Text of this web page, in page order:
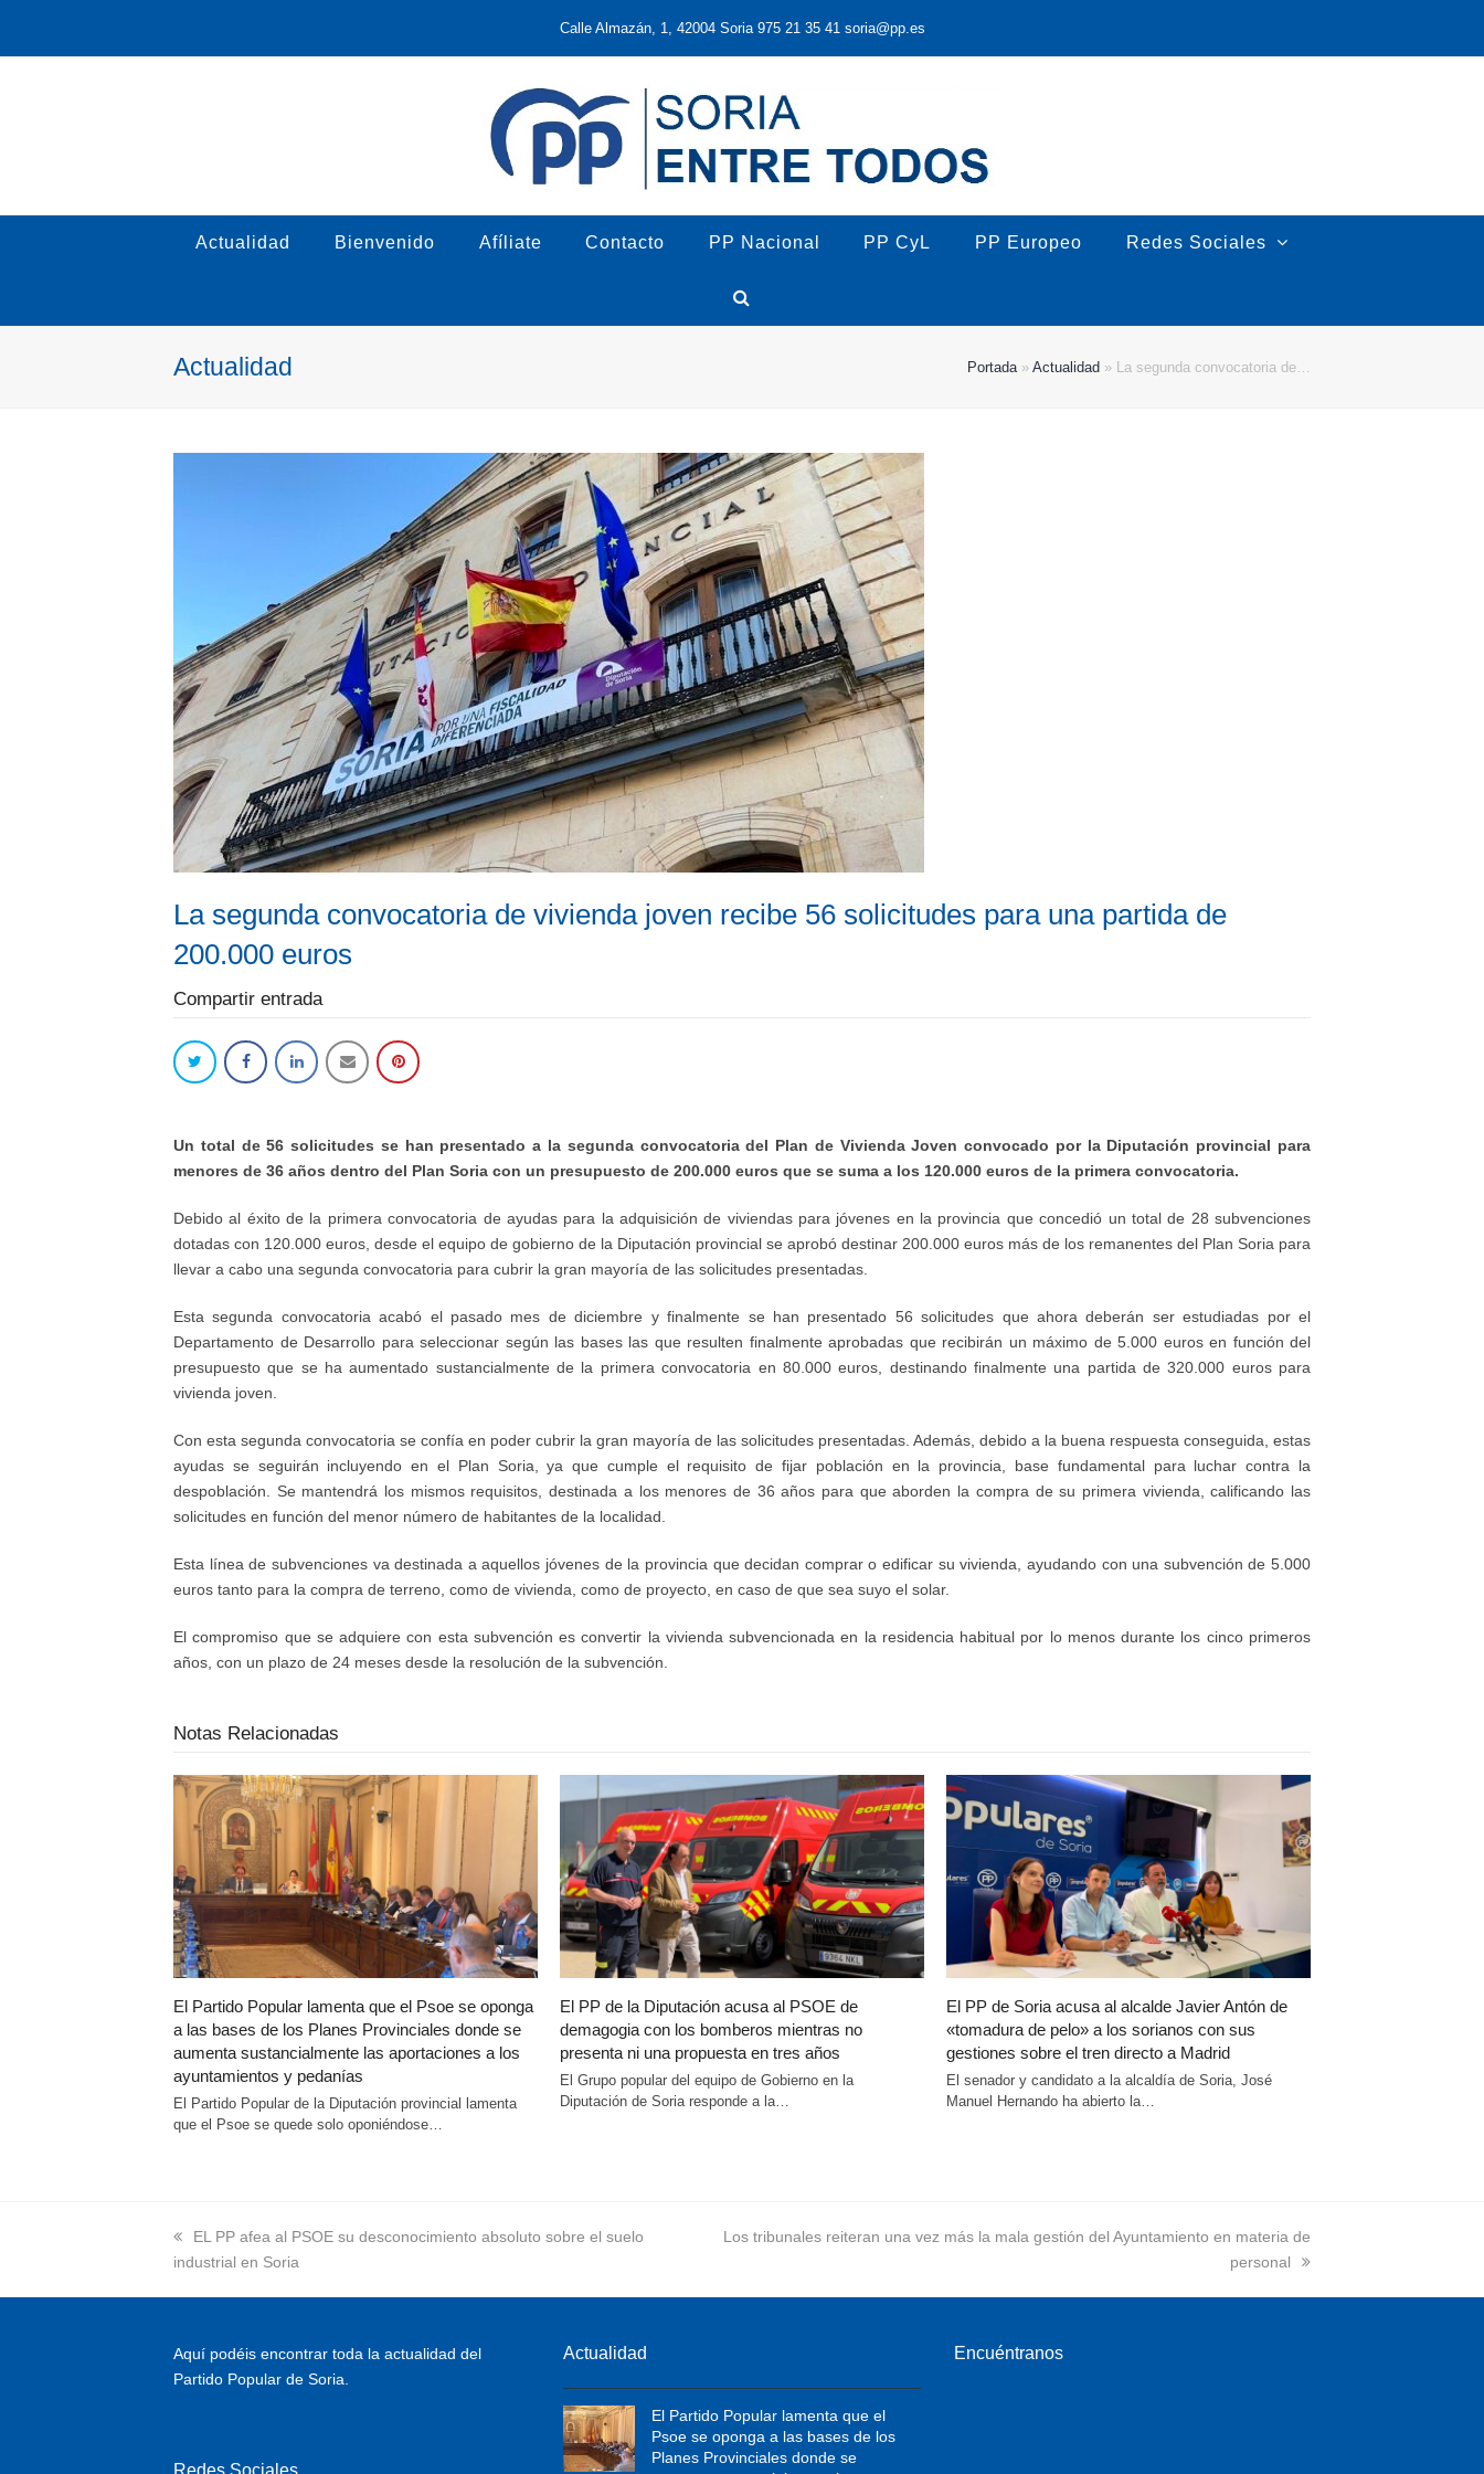
Calle Almazán, 1, 42004 Soria 975 21 35 41 soria@pp.es
Actualidad Bienvenido Afíliate Contacto PP Nacional PP CyL PP Europeo Redes Sociales
Actualidad Portada» Actualidad » La segunda convocatoria de…
La segunda convocatoria de vivienda joven recibe 56 solicitudes para una partida de
200.000 euros
Compartir entrada
Un total de 56 solicitudes se han presentado a la segunda convocatoria del Plan de Vivienda Joven convocado por la Diputación provincial para
menores de 36 años dentro del Plan Soria con un presupuesto de 200.000 euros que se suma a los 120.000 euros de la primera convocatoria.
Debido al éxito de la primera convocatoria de ayudas para la adquisición de viviendas para jóvenes en la provincia que concedió un total de 28 subvenciones
dotadas con 120.000 euros, desde el equipo de gobierno de la Diputación provincial se aprobó destinar 200.000 euros más de los remanentes del Plan Soria para
llevar a cabo una segunda convocatoria para cubrir la gran mayoría de las solicitudes presentadas.
Esta segunda convocatoria acabó el pasado mes de diciembre y finalmente se han presentado 56 solicitudes que ahora deberán ser estudiadas por el
Departamento de Desarrollo para seleccionar según las bases las que resulten finalmente aprobadas que recibirán un máximo de 5.000 euros en función del
presupuesto que se ha aumentado sustancialmente de la primera convocatoria en 80.000 euros, destinando finalmente una partida de 320.000 euros para
vivienda joven.
Con esta segunda convocatoria se confía en poder cubrir la gran mayoría de las solicitudes presentadas. Además, debido a la buena respuesta conseguida, estas
ayudas se seguirán incluyendo en el Plan Soria, ya que cumple el requisito de fijar población en la provincia, base fundamental para luchar contra la
despoblación. Se mantendrá los mismos requisitos, destinada a los menores de 36 años para que aborden la compra de su primera vivienda, calificando las
solicitudes en función del menor número de habitantes de la localidad.
Esta línea de subvenciones va destinada a aquellos jóvenes de la provincia que decidan comprar o edificar su vivienda, ayudando con una subvención de 5.000
euros tanto para la compra de terreno, como de vivienda, como de proyecto, en caso de que sea suyo el solar.
El compromiso que se adquiere con esta subvención es convertir la vivienda subvencionada en la residencia habitual por lo menos durante los cinco primeros
años, con un plazo de 24 meses desde la resolución de la subvención.
Notas Relacionadas
El Partido Popular lamenta que el Psoe se oponga
a las bases de los Planes Provinciales donde se
aumenta sustancialmente las aportaciones a los
ayuntamientos y pedanías
El Partido Popular de la Diputación provincial lamenta
que el Psoe se quede solo oponiéndose…
El PP de la Diputación acusa al PSOE de
demagogia con los bomberos mientras no
presenta ni una propuesta en tres años
El Grupo popular del equipo de Gobierno en la
Diputación de Soria responde a la…
El PP de Soria acusa al alcalde Javier Antón de
«tomadura de pelo» a los sorianos con sus
gestiones sobre el tren directo a Madrid
El senador y candidato a la alcaldía de Soria, José
Manuel Hernando ha abierto la…
previous
post:
EL PP afea al PSOE su desconocimiento absoluto sobre el suelo
industrial en Soria
next
Los tribunales reiteran una vez más la mala gestión del Ayuntamiento en materia de
personal
Aquí podéis encontrar toda la actualidad del
Partido Popular de Soria.
Actualidad
El Partido Popular lamenta que el
Psoe se oponga a las bases de los
Planes Provinciales donde se
Encuéntranos